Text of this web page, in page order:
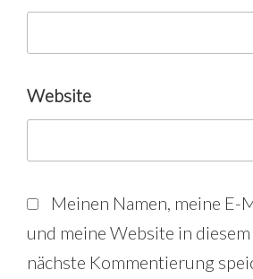
Website
Meinen Namen, meine E-
und meine Website in
nächste Kommentierung